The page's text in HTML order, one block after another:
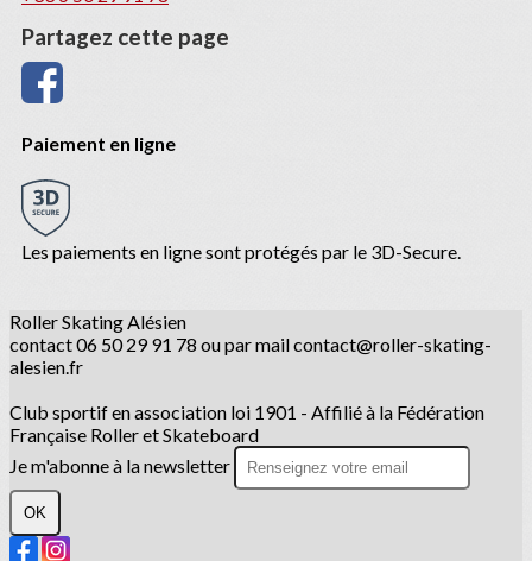
Partagez cette page
Paiement en ligne
Les paiements en ligne sont protégés par le 3D-Secure.
Roller Skating Alésien
contact 06 50 29 91 78 ou par mail contact@roller-skating-
alesien.fr
Club sportif en association loi 1901 - Affilié à la Fédération
Française Roller et Skateboard
Je m'abonne à la newsletter
OK